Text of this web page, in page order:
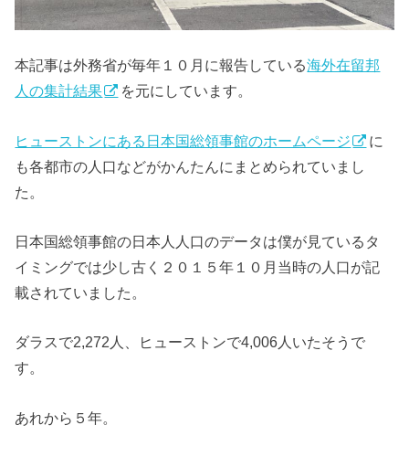
本記事は外務省が毎年１０月に報告している海外在留邦
人の集計結果
を元にしています。
ヒューストンにある日本国総領事館のホームページ
に
も各都市の人口などがかんたんにまとめられていまし
た。
日本国総領事館の日本人人口のデータは僕が見ているタ
イミングでは少し古く２０１５年１０月当時の人口が記
載されていました。
ダラスで2,272人、ヒューストンで4,006人いたそうで
す。
あれから５年。